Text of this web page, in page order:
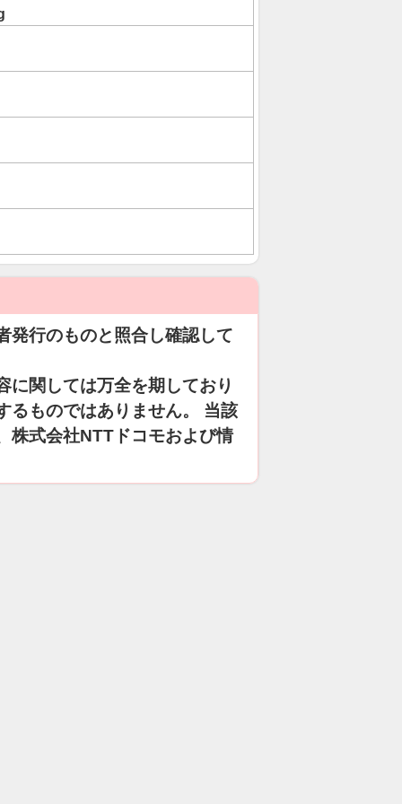
発行のものと照合し確認して
に関しては万全を期しており
るものではありません。 当該
株式会社NTTドコモおよび情